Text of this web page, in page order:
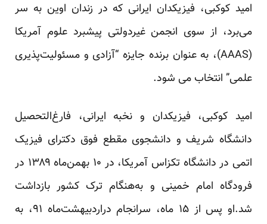
امید کوکبی، فیزیکدان ایرانی که در زندان اوین به سر
می‌برد، از سوی انجمن غیردولتی پیشبرد علوم آمریکا
(AAAS)، به عنوان برنده جایزه “آزادی و مسئولیت‌پذیری
علمی” انتخاب می شود.
امید کوکبی، فیزیکدان و نخبه ایرانی، فارغ‌التحصیل
دانشگاه شریف و دانشجوی مقطع فوق دکترای فیزیک
اتمی در دانشگاه تکزاس آمریکا، در ۱۰ بهمن‌ماه ۱۳۸۹ در
فرودگاه امام خمینی و به‌هنگام ترک کشور بازداشت
شد.او پس از ۱۵ ماه، سرانجام دراردبیهشت‌ماه ۹۱، به